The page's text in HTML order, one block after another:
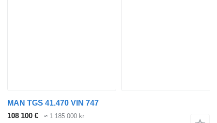
MAN TGS 41.470 VIN 747
108 100 €
≈ 1 185 000 kr